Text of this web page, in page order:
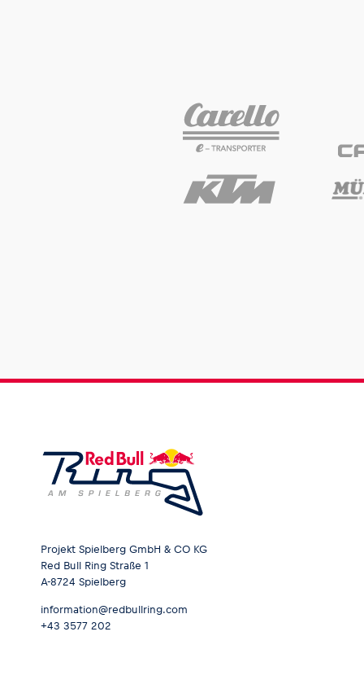
Projekt Spielberg GmbH & CO KG
Red Bull Ring Straße 1
A-8724 Spielberg
information@redbullring.com
+43 3577 202